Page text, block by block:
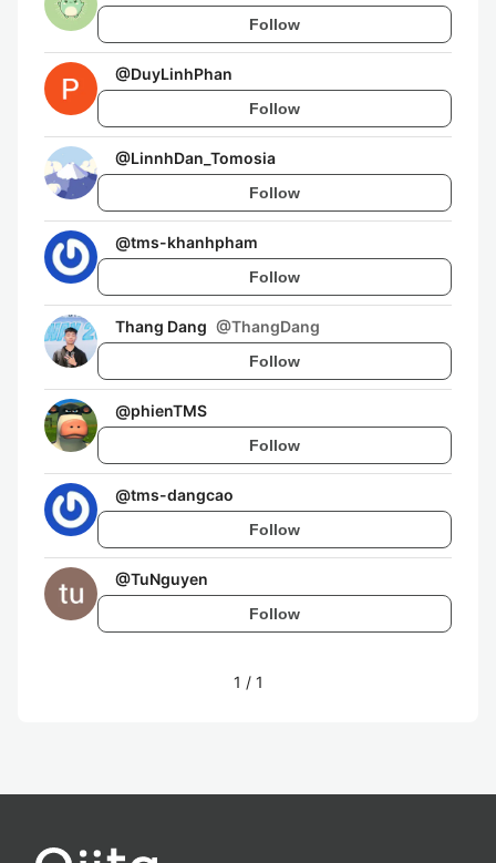
Follow
@DuyLinhPhan
Follow
@LinnhDan_Tomosia
Follow
@tms-khanhpham
Follow
Thang Dang @ThangDang
Follow
@phienTMS
Follow
@tms-dangcao
Follow
@TuNguyen
Follow
1 / 1